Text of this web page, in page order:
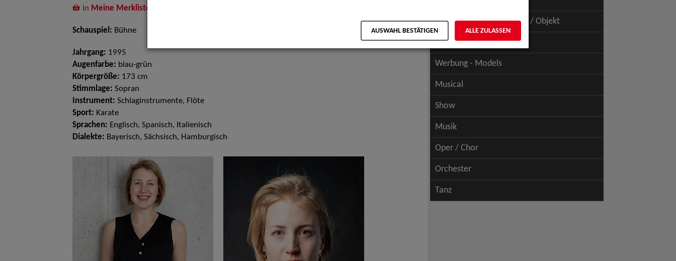
in Meine Merkliste
Schauspiel: Bühne
Jahrgang: 1995
Augenfarbe: blau-grün
Körpergröße: 173 cm
Stimmlage: Sopran
Instrument: Schlaginstrumente, Flöte
Sport: Karate
Sprachen: Englisch, Spanisch, Italienisch
Dialekte: Bayerisch, Sächsisch, Hamburgisch
Schauspiel - Figur / Puppe / Objekt
Werbung - Talents
Werbung - Models
Musical
Show
Musik
Oper / Chor
Orchester
Tanz
AUSWAHL BESTÄTIGEN ALLE ZULASSEN